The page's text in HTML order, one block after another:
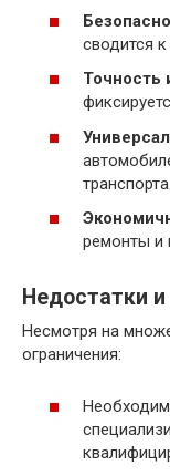
сводится
Точность
транспорта.
ремонты и
Недостатки
Несмотря на
ограничения: